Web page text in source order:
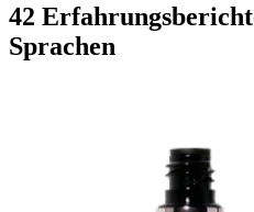
42
Sprachen